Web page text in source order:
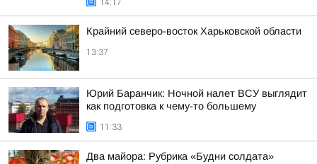
14:17
Крайний северо-восток Харьковской области
13:37
Юрий Баранчик: Ночной налет ВСУ выглядит
как подготовка к чему-то большему
11:33
Два майора: Рубрика «Будни солдата»